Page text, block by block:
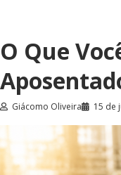
O Que
Giácomo Oliveira 15 de